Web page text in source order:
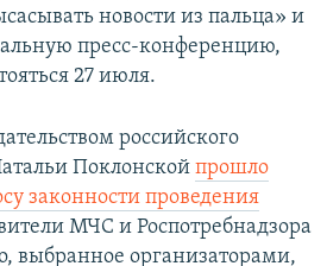
новости из пальца» и
пресс-конференцию,
27 июля.
российского
Поклонской прошло
законности проведения
МЧС и Роспотребнадзора
выбранное организаторами,